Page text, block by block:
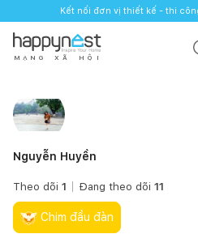
Kết nối đơn vị thiết kế - thi
M Ạ N G X Ã H Ộ I
Nguyễn Huyền
Theo dõi 1 Đang theo dõi 11
Chim đầu đàn